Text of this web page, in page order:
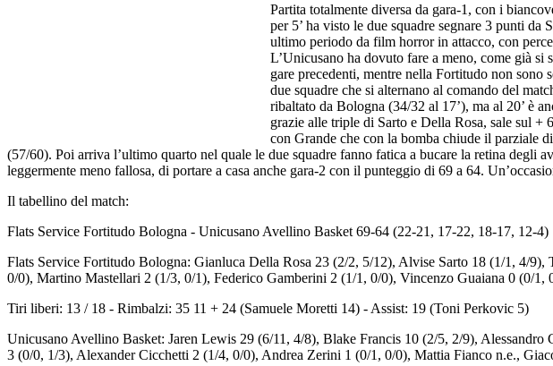
Partita totalmente diversa da gara-1, con i
per 5’ ha visto le due squadre segnare 3 punti
ultimo periodo da film horror in attacco, con
L’Unicusano ha dovuto fare a meno, come già
gare precedenti, mentre nella Fortitudo non
due squadre che si alternano al comando del
ribaltato da Bologna (34/32 al 17’), ma al 20’ è
grazie alle triple di Sarto e Della Rosa, sale sul
con Grande che con la bomba chiude il parziale
(57/60). Poi arriva l’ultimo quarto nel quale le due squadre fanno fatica a bucare la retina degli
leggermente meno fallosa, di portare a casa anche gara-2 con il punteggio di 69 a 64.
Il tabellino del match:
Flats Service Fortitudo Bologna - Unicusano Avellino Basket 69-64 (22-21, 17-22, 18-17, 12-4)
Flats Service Fortitudo Bologna: Gianluca Della Rosa 23 (2/2, 5/12), Alvise Sarto 18 (1/1, 4/
0/0), Martino Mastellari 2 (1/3, 0/1), Federico Gamberini 2 (1/1, 0/0), Vincenzo Guaiana 0 (0/
Tiri liberi: 13 / 18 - Rimbalzi: 35 11 + 24 (Samuele Moretti 14) - Assist: 19 (Toni Perkovic 5)
Unicusano Avellino Basket: Jaren Lewis 29 (6/11, 4/8), Blake Francis 10 (2/5, 2/9),
3 (0/0, 1/3), Alexander Cicchetti 2 (1/4, 0/0), Andrea Zerini 1 (0/1, 0/0), Mattia Fianco n.e.,